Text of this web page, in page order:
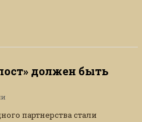
должен быть
партнерства стали